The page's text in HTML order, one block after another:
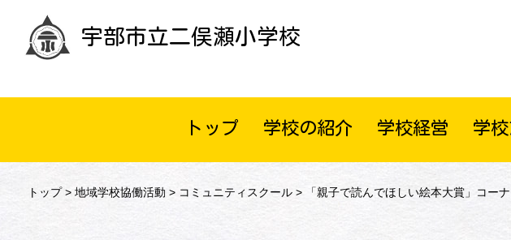
宇部市立二俣瀬小学校
トップ 学校の紹介 学校経営 学
トップ> 地域学校協働活動 > コミュニティスクール> 「親子で読んでほしい絵本大賞」コー